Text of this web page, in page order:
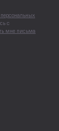
с
мне письма